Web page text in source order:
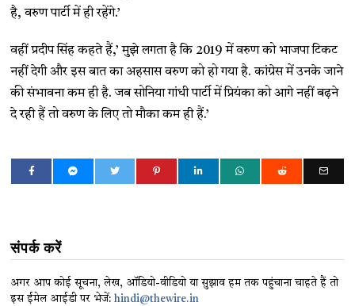
है, वरुण पार्टी में ही रहेंगे.’
वहीं प्रदीप सिंह कहते हैं,’ मुझे लगता है कि 2019 में वरुण को भाजपा टिकट
नहीं देगी और इस बात का अहसास वरुण को हो गया है. कांग्रेस में उनके जाने
की संभावना कम ही है. जब सोनिया गांधी पार्टी में प्रियंका को आगे नहीं बढ़ने
दे रही हैं तो वरुण के लिए तो मौका कम ही हैं.’
संपर्क करें
अगर आप कोई सूचना, लेख, ऑडियो-वीडियो या सुझाव हम तक पहुंचाना चाहते हैं तो
इस ईमेल आईडी पर भेजें:hindi@thewire.in